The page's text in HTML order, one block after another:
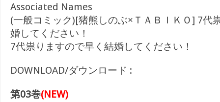
Associated Names
(一般コミック)[猪熊しのぶ×ＴＡＢＩＫＯ] 7代
婚してください！
7代祟りますので早く結婚してください！
DOWNLOAD/ダウンロード :
第03巻(NEW)